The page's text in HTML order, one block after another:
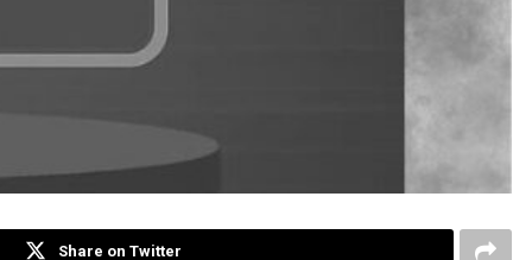
Share on Twitter